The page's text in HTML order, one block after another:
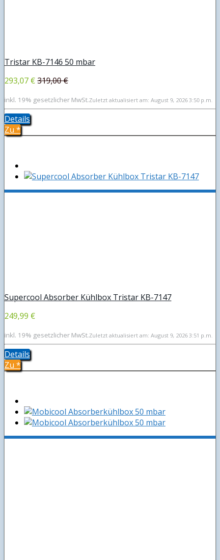
Tristar KB-7146 50 mbar
293,07 € 319,00 €
inkl. 19% gesetzlicher MwSt.Zuletzt aktualisiert am: August 9, 2026 3:50 p.m.
Details
Zu *
Supercool Absorber Kühlbox Tristar KB-7147
249,99 €
inkl. 19% gesetzlicher MwSt.Zuletzt aktualisiert am: August 9, 2026 3:51 p.m.
Details
Zu *